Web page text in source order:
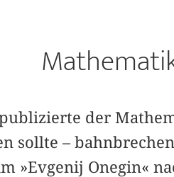
der
sollte –
»Evgenij Onegin«